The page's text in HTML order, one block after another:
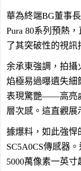
華為終端BG董事
Pura 80系列預熱
了其突破性的視訊
余承東強調，拍攝
焰極易過曝遺失細
表現驚艷——高亮
層次感。這直觀展
據爆料，如此強悍
SC5A0CS傳感器
5000萬像素一英